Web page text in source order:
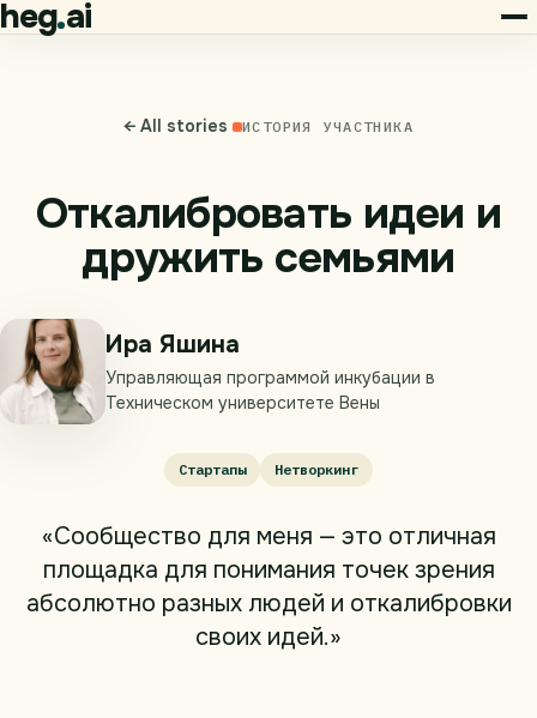
heg ai
← All stories ИСТОРИЯ УЧАСТНИКА
Откалибровать идеи и
дружить семьями
Ира Яшина
Управляющая программой инкубации в
Техническом университете Вены
Стартапы Нетворкинг
«Сообщество для меня — это отличная
площадка для понимания точек зрения
абсолютно разных людей и откалибровки
своих идей.»